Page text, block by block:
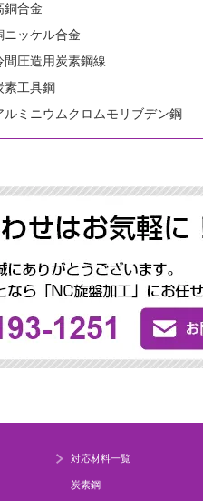
銅合金
ニッケル合金
間圧造用炭素鋼線
素工具鋼
ルミニウムクロムモリブデン鋼
対応材料一覧
炭素鋼